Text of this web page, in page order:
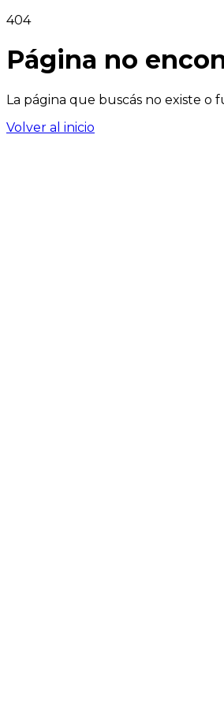
404
Página no
La página que buscás no existe o
Volver al inicio